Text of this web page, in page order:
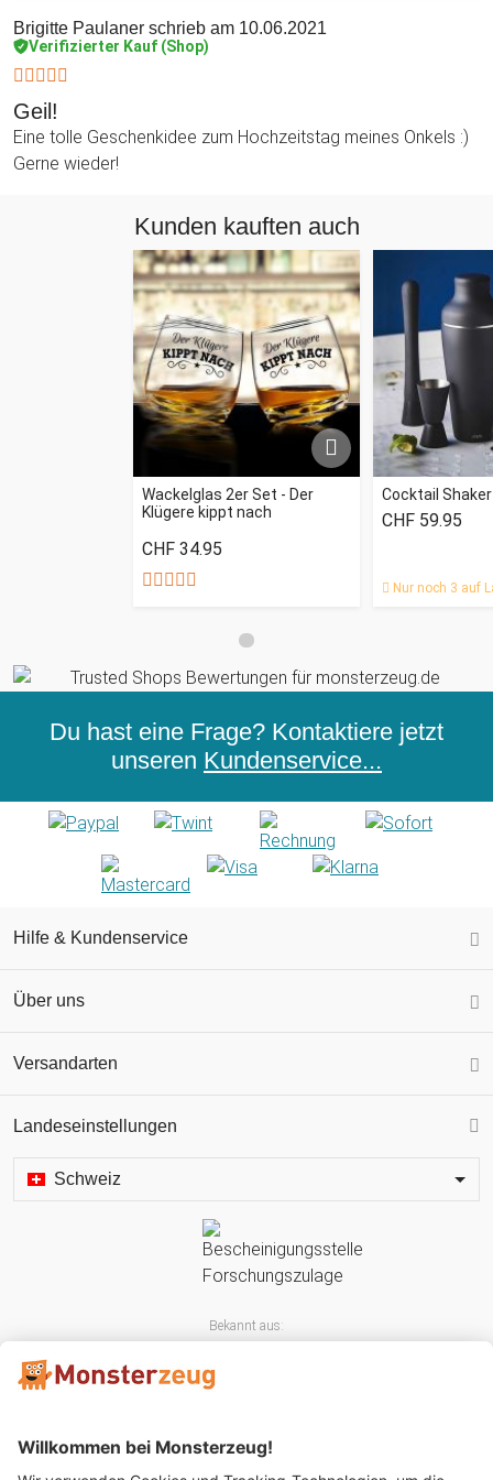
Brigitte Paulaner schrieb am 10.06.2021
Verifizierter Kauf (Shop)
Geil!
Eine tolle Geschenkidee zum Hochzeitstag meines Onkels :)
Gerne wieder!
Kunden kauften auch
Wackelglas 2er Set - Der
Klügere kippt nach
CHF 34.95
Cocktail
CHF 59.95
Nur noch 3 auf
Du hast eine Frage? Kontaktiere jetzt
unseren Kundenservice...
Hilfe & Kundenservice
Über uns
Versandarten
Landeseinstellungen
Schweiz
Bekannt aus: